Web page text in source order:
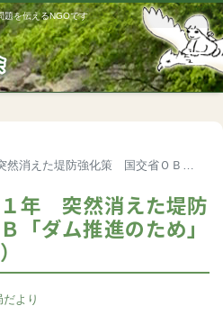
題を伝えるNGOです
策 国交省ＯＢ「ダム推進のため」（東京新聞特報面）
年 突然消えた堤防
ダム推進のため」
より